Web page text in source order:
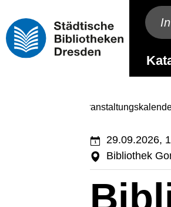
29.09.2026,
Bibliothek